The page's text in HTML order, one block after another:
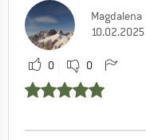
Magdalena
10.02.2025
0 0